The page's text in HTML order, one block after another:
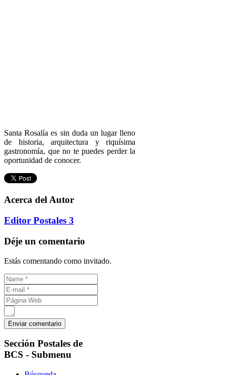
Santa Rosalía es sin duda un lugar lleno
de historia, arquitectura y riquísima
gastronomía, que no te puedes perder la
oportunidad de conocer.
Acerca del Autor
Editor Postales 3
Déje un comentario
Estás comentando como invitado.
Sección Postales de
BCS - Submenu